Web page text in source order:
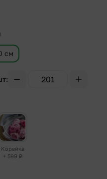
см
Корейка
+ 599 ₽